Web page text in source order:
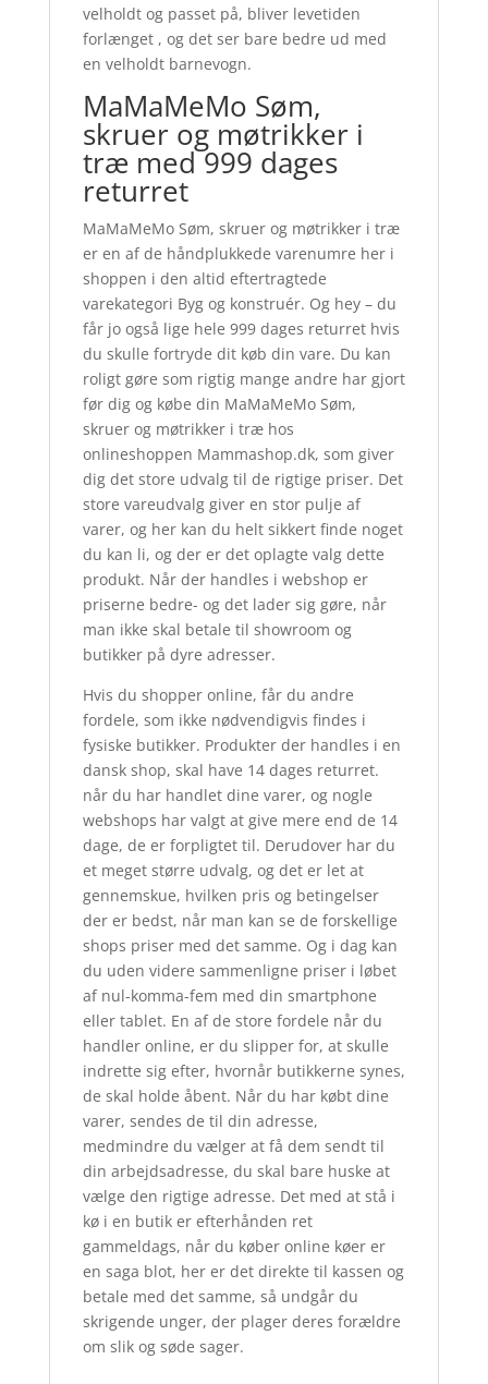
velholdt og passet på, bliver levetiden
forlænget , og det ser bare bedre ud med
en velholdt barnevogn.
MaMaMeMo Søm,
skruer og møtrikker i
træ med 999 dages
returret
MaMaMeMo Søm, skruer og møtrikker i træ
er en af de håndplukkede varenumre her i
shoppen i den altid eftertragtede
varekategori Byg og konstruér. Og hey – du
får jo også lige hele 999 dages returret hvis
du skulle fortryde dit køb din vare. Du kan
roligt gøre som rigtig mange andre har gjort
før dig og købe din MaMaMeMo Søm,
skruer og møtrikker i træ hos
onlineshoppen Mammashop.dk, som giver
dig det store udvalg til de rigtige priser. Det
store vareudvalg giver en stor pulje af
varer, og her kan du helt sikkert finde noget
du kan li, og der er det oplagte valg dette
produkt. Når der handles i webshop er
priserne bedre- og det lader sig gøre, når
man ikke skal betale til showroom og
butikker på dyre adresser.
Hvis du shopper online, får du andre
fordele, som ikke nødvendigvis findes i
fysiske butikker. Produkter der handles i en
dansk shop, skal have 14 dages returret.
når du har handlet dine varer, og nogle
webshops har valgt at give mere end de 14
dage, de er forpligtet til. Derudover har du
et meget større udvalg, og det er let at
gennemskue, hvilken pris og betingelser
der er bedst, når man kan se de forskellige
shops priser med det samme. Og i dag kan
du uden videre sammenligne priser i løbet
af nul-komma-fem med din smartphone
eller tablet. En af de store fordele når du
handler online, er du slipper for, at skulle
indrette sig efter, hvornår butikkerne synes,
de skal holde åbent. Når du har købt dine
varer, sendes de til din adresse,
medmindre du vælger at få dem sendt til
din arbejdsadresse, du skal bare huske at
vælge den rigtige adresse. Det med at stå i
kø i en butik er efterhånden ret
gammeldags, når du køber online køer er
en saga blot, her er det direkte til kassen og
betale med det samme, så undgår du
skrigende unger, der plager deres forældre
om slik og søde sager.